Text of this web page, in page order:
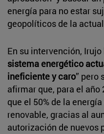
energía para no estar
geopolíticos de la
En su intervención,
sistema energético
ineficiente y caro” pero
afirmar que, para el
que el 50% de la
renovable, gracias al
autorización de nuevos